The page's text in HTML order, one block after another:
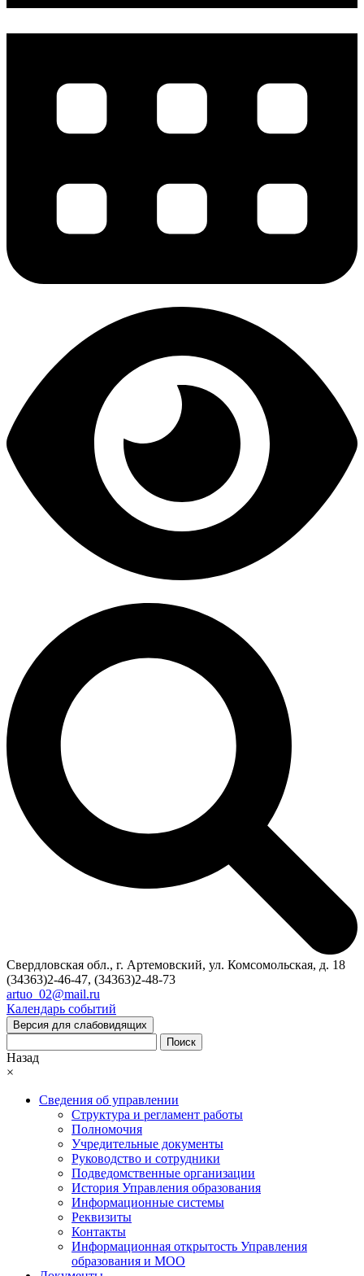
Свердловская обл., г. Артемовский, ул. Комсомольская, д. 18
(34363)2-46-47, (34363)2-48-73
artuo_02@mail.ru
Календарь событий
Версия для слабовидящих
Поиск
Назад
×
Сведения об управлении
Структура и регламент работы
Полномочия
Учредительные документы
Руководство и сотрудники
Подведомственные организации
История Управления образования
Информационные системы
Реквизиты
Контакты
Информационная открытость Управления
образования и МОО